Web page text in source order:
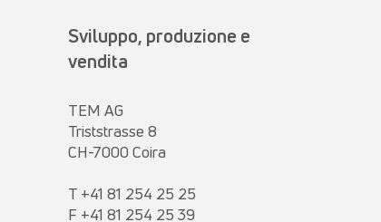
Sviluppo, produzione e
vendita
TEM AG
Triststrasse 8
CH-7000 Coira
T +41 81 254 25 25
F +41 81 254 25 39